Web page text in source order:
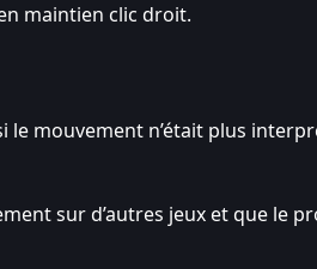
maintien clic droit.
le mouvement n’était plus
sur d’autres jeux et que le